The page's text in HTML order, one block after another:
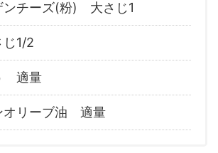
ンチーズ(粉) 大さじ1
1/2
適量
オリーブ油 適量